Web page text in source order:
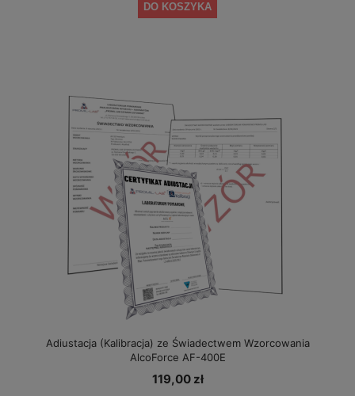
DO KOSZYKA
Adiustacja (Kalibracja) ze Świadectwem Wzorcowania
AlcoForce AF-400E
119,00 zł